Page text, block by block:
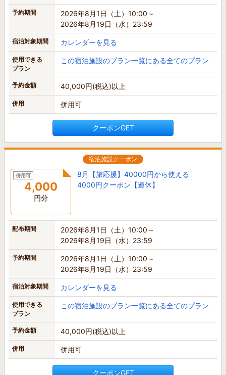
予約期間
2026年8月1日（土）10:00～
2026年8月19日（水）23:59
宿泊対象期間 カレンダーを見る
使用できる
プラン
この宿泊施設のプラン一覧にある全てのプラン
予約金額 40,000円(税込)以上
併用 併用可
クーポンGET
宿泊施設クーポン
併用可
4,000
円分
8月【旅応援】40000円から使える
4000円クーポン【連休】
配布期間
2026年8月1日（土）10:00～
2026年8月19日（水）23:59
予約期間
2026年8月1日（土）10:00～
2026年8月19日（水）23:59
宿泊対象期間 カレンダーを見る
使用できる
プラン
この宿泊施設のプラン一覧にある全てのプラン
予約金額 40,000円(税込)以上
併用 併用可
クーポンGET